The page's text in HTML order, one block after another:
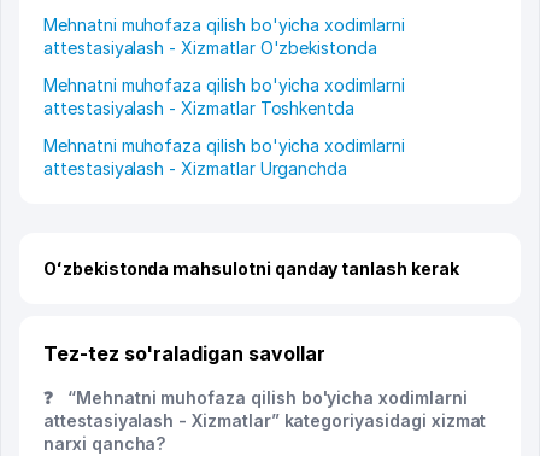
Mehnatni muhofaza qilish bo'yicha xodimlarni
attestasiyalash - Xizmatlar O'zbekistonda
Mehnatni muhofaza qilish bo'yicha xodimlarni
attestasiyalash - Xizmatlar Toshkentda
Mehnatni muhofaza qilish bo'yicha xodimlarni
attestasiyalash - Xizmatlar Urganchda
Oʻzbekistonda mahsulotni qanday tanlash kerak
Tez-tez so'raladigan savollar
❓
“Mehnatni muhofaza qilish bo'yicha xodimlarni
attestasiyalash - Xizmatlar” kategoriyasidagi xizmat
narxi qancha?